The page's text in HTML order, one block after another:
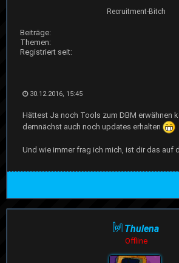
Recruitment-Bitch
Beiträge:
Themen:
Registriert seit:
30.12.2016, 15:45
Hättest Ja noch Tools zum DBM erwähnen
demnächst auch noch updates erhalten
Und wie immer frag ich mich, ist dir das auf
Thulena
Offline